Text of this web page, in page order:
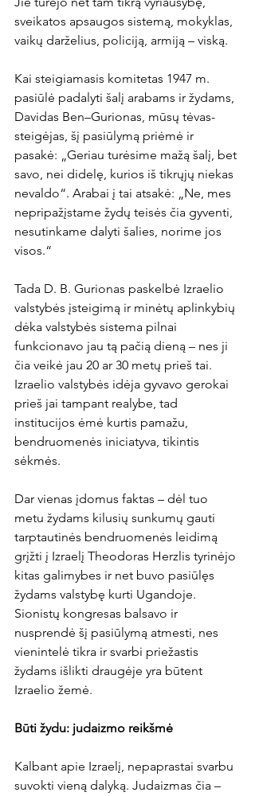
sveikatos apsaugos sistemą, mokyklas,
vaikų darželius, policiją, armiją – viską.
Kai steigiamasis komitetas 1947 m.
pasiūlė padalyti šalį arabams ir žydams,
Davidas Ben–Gurionas, mūsų tėvas-
steigėjas, šį pasiūlymą priėmė ir
pasakė: „Geriau turėsime mažą šalį, bet
savo, nei didelę, kurios iš tikrųjų niekas
nevaldo“. Arabai į tai atsakė: „Ne, mes
nepripažįstame žydų teisės čia gyventi,
nesutinkame dalyti šalies, norime jos
visos.“
Tada D. B. Gurionas paskelbė Izraelio
valstybės įsteigimą ir minėtų aplinkybių
dėka valstybės sistema pilnai
funkcionavo jau tą pačią dieną – nes ji
čia veikė jau 20 ar 30 metų prieš tai.
Izraelio valstybės idėja gyvavo gerokai
prieš jai tampant realybe, tad
institucijos ėmė kurtis pamažu,
bendruomenės iniciatyva, tikintis
sėkmės.
Dar vienas įdomus faktas – dėl tuo
metu žydams kilusių sunkumų gauti
tarptautinės bendruomenės leidimą
grįžti į Izraelį Theodoras Herzlis tyrinėjo
kitas galimybes ir net buvo pasiūlęs
žydams valstybę kurti Ugandoje.
Sionistų kongresas balsavo ir
nusprendė šį pasiūlymą atmesti, nes
vienintelė tikra ir svarbi priežastis
žydams išlikti draugėje yra būtent
Izraelio žemė.
Būti žydu: judaizmo reikšmė
Kalbant apie Izraelį, nepaprastai svarbu
suvokti vieną dalyką. Judaizmas čia –